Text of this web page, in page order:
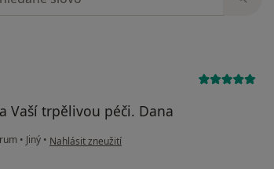
Vaší trpělivou péči. Dana
• Jiný • podle názoru uživatele D.R.
Nahlásit zneužití